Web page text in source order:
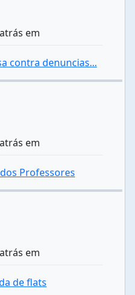
em
contra denuncias...
em
Professores
em
de flats